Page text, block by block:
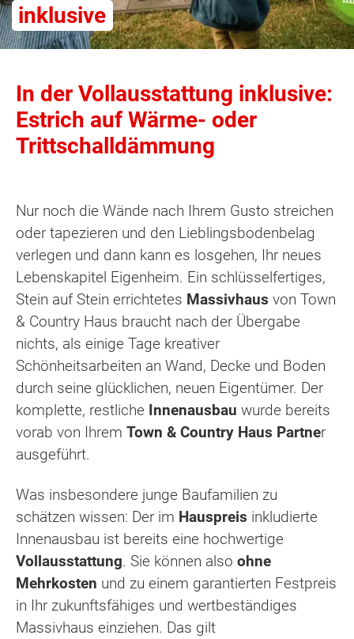
inklusive
In der Vollausstattung inklusive:
Estrich auf Wärme- oder
Trittschalldämmung
Nur noch die Wände nach Ihrem Gusto streichen
oder tapezieren und den Lieblingsbodenbelag
verlegen und dann kann es losgehen, Ihr neues
Lebenskapitel Eigenheim. Ein schlüsselfertiges,
Stein auf Stein errichtetes Massivhaus von Town
& Country Haus braucht nach der Übergabe
nichts, als einige Tage kreativer
Schönheitsarbeiten an Wand, Decke und Boden
durch seine glücklichen, neuen Eigentümer. Der
komplette, restliche Innenausbau wurde bereits
vorab von Ihrem Town & Country Haus Partner
ausgeführt.
Was insbesondere junge Baufamilien zu
schätzen wissen: Der im Hauspreis inkludierte
Innenausbau ist bereits eine hochwertige
Vollausstattung. Sie können also ohne
Mehrkosten und zu einem garantierten Festpreis
in Ihr zukunftsfähiges und wertbeständiges
Massivhaus einziehen. Das gilt